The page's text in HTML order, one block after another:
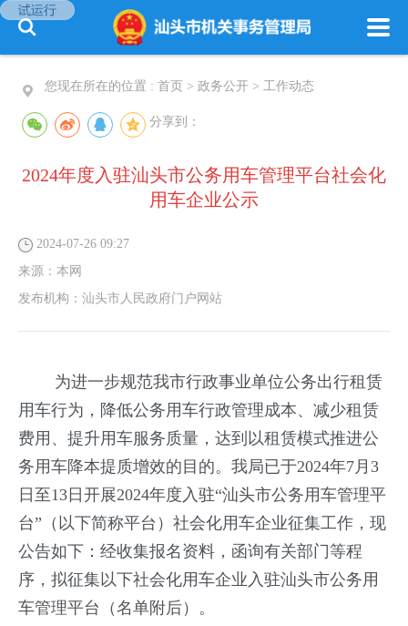
您现在所在的位置 : 首页 > 政务公开 > 工作动态
分享到：
2024年度入驻汕头市公务用车管理平台社会化
用车企业公示
2024-07-26 09:27
来源： 本网
发布机构： 汕头市人民政府门户网站
为进一步规范我市行政事业单位公务出行租赁
用车行为，降低公务用车行政管理成本、减少租赁
费用、提升用车服务质量，达到以租赁模式推进公
务用车降本提质增效的目的。我局已于2024年7月3
日至13日开展2024年度入驻“汕头市公务用车管理平
台”（以下简称平台）社会化用车企业征集工作，现
公告如下：经收集报名资料，函询有关部门等程
序，拟征集以下社会化用车企业入驻汕头市公务用
车管理平台（名单附后）。